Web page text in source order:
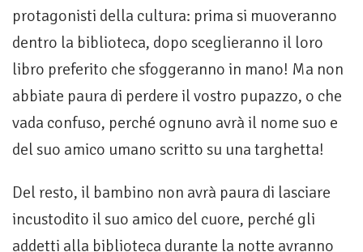
protagonisti della cultura: prima si muoveranno
dentro la biblioteca, dopo sceglieranno il loro
libro preferito che sfoggeranno in mano! Ma non
abbiate paura di perdere il vostro pupazzo, o che
vada confuso, perché ognuno avrà il nome suo e
del suo amico umano scritto su una targhetta!
Del resto, il bambino non avrà paura di lasciare
incustodito il suo amico del cuore, perché gli
addetti alla biblioteca durante la notte avranno